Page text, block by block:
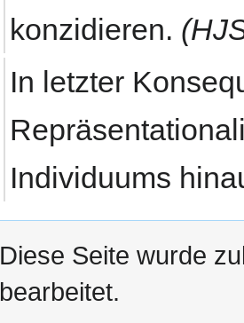
konzidieren.
In letzter
Individuums
Diese Seite wurde
bearbeitet.